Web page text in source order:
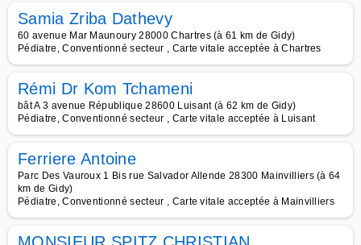
Samia Zriba Dathevy
60 avenue Mar Maunoury 28000 Chartres (à 61 km de Gidy)
Pédiatre, Conventionné secteur , Carte vitale acceptée à Chartres
Rémi Dr Kom Tchameni
bât A 3 avenue République 28600 Luisant (à 62 km de Gidy)
Pédiatre, Conventionné secteur , Carte vitale acceptée à Luisant
Ferriere Antoine
Parc Des Vauroux 1 Bis rue Salvador Allende 28300 Mainvilliers (à 64
km de Gidy)
Pédiatre, Conventionné secteur , Carte vitale acceptée à Mainvilliers